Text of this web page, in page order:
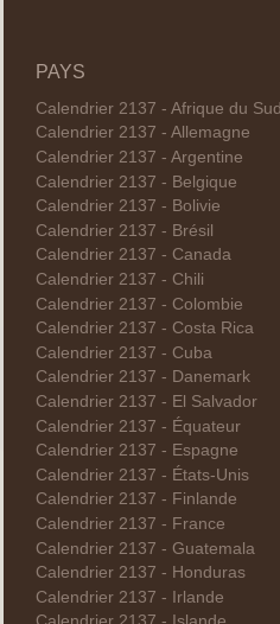
PAYS
Calendrier 2137 - Afrique du Sud
Calendrier 2137 - Allemagne
Calendrier 2137 - Argentine
Calendrier 2137 - Belgique
Calendrier 2137 - Bolivie
Calendrier 2137 - Brésil
Calendrier 2137 - Canada
Calendrier 2137 - Chili
Calendrier 2137 - Colombie
Calendrier 2137 - Costa Rica
Calendrier 2137 - Cuba
Calendrier 2137 - Danemark
Calendrier 2137 - El Salvador
Calendrier 2137 - Équateur
Calendrier 2137 - Espagne
Calendrier 2137 - États-Unis
Calendrier 2137 - Finlande
Calendrier 2137 - France
Calendrier 2137 - Guatemala
Calendrier 2137 - Honduras
Calendrier 2137 - Irlande